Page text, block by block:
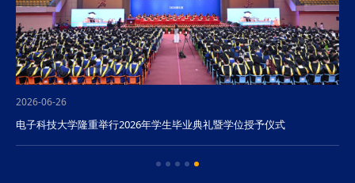
2026-06-26
电子科技大学隆重举行2026年学生毕业典礼暨学位授予仪式